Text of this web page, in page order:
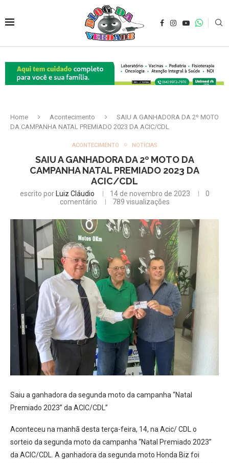
Home Acontecimento
SAIU A GANHADORA DA 2º MOTO
DA CAMPANHA NATAL PREMIADO 2023 DA ACIC/CDL
ACONTECIMENTO NOTÍCIAS
SAIU A GANHADORA DA 2º MOTO DA
CAMPANHA NATAL PREMIADO 2023 DA
ACIC/CDL
escrito por Luiz Cláudio 14 de novembro de 2023
0
comentário
789 visualizações
Saiu a ganhadora da segunda moto da campanha “Natal
Premiado 2023” da ACIC/CDL”
Aconteceu na manhã desta terça-feira, 14, na Acic/ CDL o
sorteio da segunda moto da campanha “Natal Premiado 2023”
da ACIC/CDL. A ganhadora da segunda moto Honda Biz foi